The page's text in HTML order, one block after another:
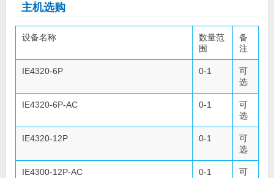
主机选购
设备名称
数量范
围
备
注
IE4320-6P 0-1
可
选
IE4320-6P-AC 0-1
可
选
IE4320-12P 0-1
可
选
IE4300-12P-AC 0-1
可